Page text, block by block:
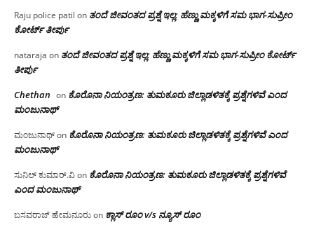
Raju police patil on ತಂದೆ ಜೀವಂತದ ಪ್ರಶ್ನೆ ಇಲ್ಲ: ಹೆಣ್ಣು ಮಕ್ಕಳಿಗೆ ಸಮ ಭಾಗ-ಸುಪ್ರೀಂ
ಕೋರ್ಟ್ ತೀರ್ಪು
nataraja on ತಂದೆ ಜೀವಂತದ ಪ್ರಶ್ನೆ ಇಲ್ಲ: ಹೆಣ್ಣು ಮಕ್ಕಳಿಗೆ ಸಮ ಭಾಗ-ಸುಪ್ರೀಂ ಕೋರ್ಟ್
ತೀರ್ಪು
Chethan on ಕೊರೊನಾ ನಿಯಂತ್ರಣ: ತುಮಕೂರು ಜಿಲ್ಲಾಡಳಿತಕ್ಕೆ ಪ್ರಶ್ನೆಗಳಿವೆ ಎಂದ
ಮಂಜು‌ನಾಥ್
ಮಂಜುನಾಥ್on ಕೊರೊನಾ ನಿಯಂತ್ರಣ: ತುಮಕೂರು ಜಿಲ್ಲಾಡಳಿತಕ್ಕೆ ಪ್ರಶ್ನೆಗಳಿವೆ ಎಂದ
ಮಂಜು‌ನಾಥ್
ಸುನಿಲ್ ಕುಮಾರ್.ವಿon ಕೊರೊನಾ ನಿಯಂತ್ರಣ: ತುಮಕೂರು ಜಿಲ್ಲಾಡಳಿತಕ್ಕೆ ಪ್ರಶ್ನೆಗಳಿವೆ
ಎಂದ ಮಂಜು‌ನಾಥ್
ಬಸವರಾಜ್ ಹೇಮನೂರುon ಕ್ಲಾಸ್ ರೂಂ v/s ನ್ಯೂಸ್ ರೂಂ